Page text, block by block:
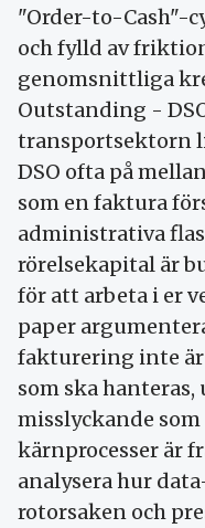
"Order-to-Cash"-
och fylld av
genomsnittliga
Outstanding -
transportsektorn
DSO ofta på
som en faktura
administrativa
rörelsekapital är
för att arbeta i er
paper
fakturering inte
som ska
misslyckande
kärnprocesser är
analysera hur
rotorsaken och